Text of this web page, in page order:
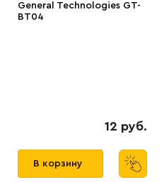
General Technologies GT-
BT04
12 руб.
В корзину